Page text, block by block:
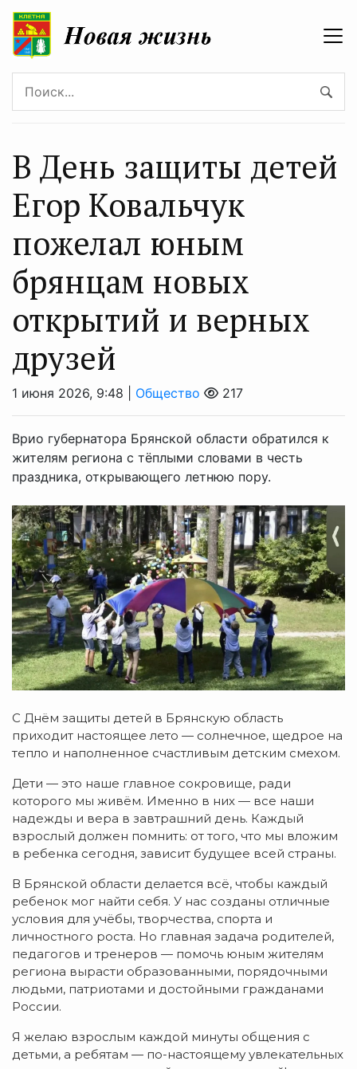
В День защиты детей
Егор Ковальчук
пожелал юным
брянцам новых
открытий и верных
друзей
1 июня 2026, 9:48 | Общество 217
Врио губернатора Брянской области обратился к
жителям региона с тёплыми словами в честь
праздника, открывающего летнюю пору.
С Днём защиты детей в Брянскую область
приходит настоящее лето — солнечное, щедрое на
тепло и наполненное счастливым детским смехом.
Дети — это наше главное сокровище, ради
которого мы живём. Именно в них — все наши
надежды и вера в завтрашний день. Каждый
взрослый должен помнить: от того, что мы вложим
в ребенка сегодня, зависит будущее всей страны.
В Брянской области делается всё, чтобы каждый
ребенок мог найти себя. У нас созданы отличные
условия для учёбы, творчества, спорта и
личностного роста. Но главная задача родителей,
педагогов и тренеров — помочь юным жителям
региона вырасти образованными, порядочными
людьми, патриотами и достойными гражданами
России.
Я желаю взрослым каждой минуты общения с
детьми, а ребятам — по-настоящему увлекательных